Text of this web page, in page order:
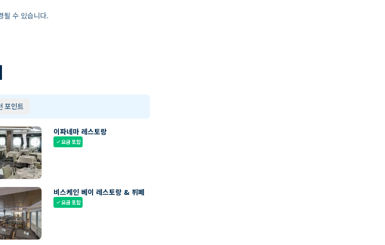
될 수 있습니다.
포인트
이파네마 레스토랑
check요금 포함
비스케인 베이 레스토랑 & 뷔페
check요금 포함